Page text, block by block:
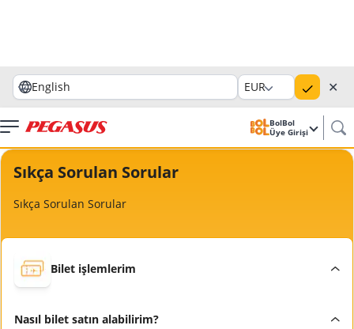
English EUR ✕
BolBol
Üye Girişi
Sıkça Sorulan Sorular
Sıkça Sorulan Sorular
Bilet işlemlerim
Nasıl bilet satın alabilirim?